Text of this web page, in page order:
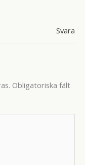
Svara
Obligatoriska fält